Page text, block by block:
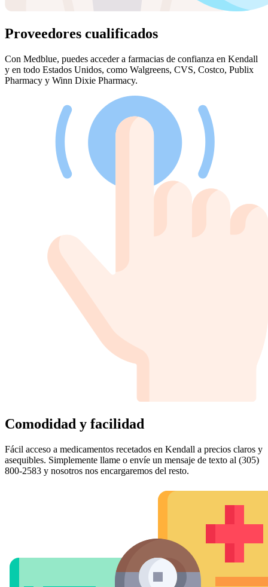
Proveedores cualificados
Con Medblue, puedes acceder a farmacias de confianza en Kendall
y en todo Estados Unidos, como Walgreens, CVS, Costco, Publix
Pharmacy y Winn Dixie Pharmacy.
Comodidad y facilidad
Fácil acceso a medicamentos recetados en Kendall a precios claros y
asequibles. Simplemente llame o envíe un mensaje de texto al (305)
800-2583 y nosotros nos encargaremos del resto.